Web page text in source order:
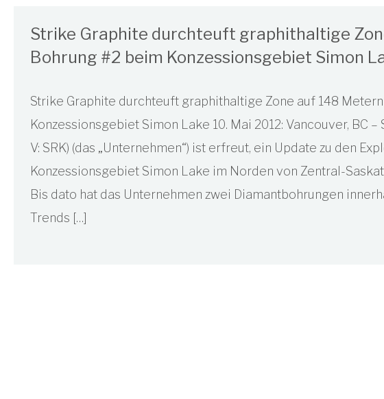
Strike Graphite durchteuft graphithaltige
Bohrung #2 beim Konzessionsgebiet Simon
Strike Graphite durchteuft graphithaltige Zone auf 148
Konzessionsgebiet Simon Lake 10. Mai 2012: Vancouver, BC –
V: SRK) (das „Unternehmen“) ist erfreut, ein Update zu den
Konzessionsgebiet Simon Lake im Norden von Zentral-
Bis dato hat das Unternehmen zwei Diamantbohrungen
Trends […]